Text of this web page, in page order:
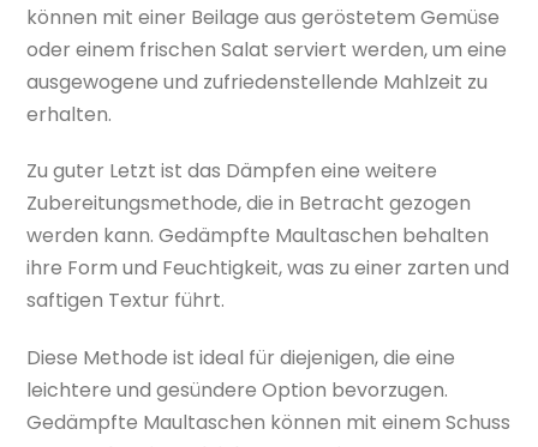
können mit einer Beilage aus geröstetem Gemüse
oder einem frischen Salat serviert werden, um eine
ausgewogene und zufriedenstellende Mahlzeit zu
erhalten.
Zu guter Letzt ist das Dämpfen eine weitere
Zubereitungsmethode, die in Betracht gezogen
werden kann. Gedämpfte Maultaschen behalten
ihre Form und Feuchtigkeit, was zu einer zarten und
saftigen Textur führt.
Diese Methode ist ideal für diejenigen, die eine
leichtere und gesündere Option bevorzugen.
Gedämpfte Maultaschen können mit einem Schuss